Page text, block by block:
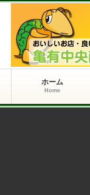
ホーム
Home